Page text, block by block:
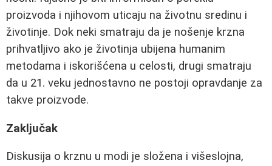
proizvoda i njihovom uticaju na životnu sredinu i
životinje. Dok neki smatraju da je nošenje krzna
prihvatljivo ako je životinja ubijena humanim
metodama i iskorišćena u celosti, drugi smatraju
da u 21. veku jednostavno ne postoji opravdanje za
takve proizvode.
Zaključak
Diskusija o krznu u modi je složena i višeslojna,